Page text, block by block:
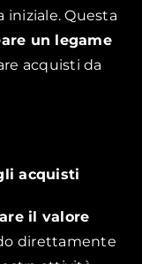
iniziale. Questa
un legame
acquisti da
acquisti
il valore
direttamente